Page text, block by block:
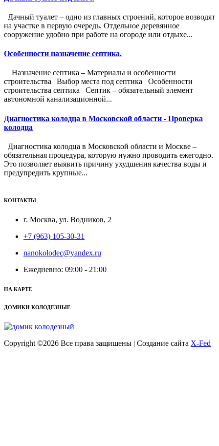
Дачный туалет – одно из главных строений, которое возводят
на участке в первую очередь. Отдельное деревянное
сооружение удобно при работе на огороде или отдыхе...
Особенности назначение септика.
Назначение септика – Материалы и особенности
строительства | Выбор места под септика Особенности
строительства септика Септик – обязательный элемент
автономной канализационной...
Диагностика колодца в Московской области - Проверка
колодца
Диагностика колодца в Московской области и Москве –
обязательная процедура, которую нужно проводить ежегодно.
Это позволяет выявить причину ухудшения качества воды и
предупредить крупные...
КОНТАКТЫ
г. Москва, ул. Водников, 2
+7 (963) 105-30-31
nanokolodec@yandex.ru
Ежедневно: 09:00 - 21:00
НА КАРТЕ
ДОМИКИ КОЛОДЕЗНЫЕ
Copyright ©2026 Все права защищены | Создание сайта X-Fed